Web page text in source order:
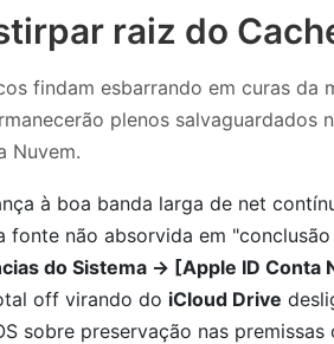
raiz do
findam esbarrando em curas
plenos
Nuvem.
à boa banda larga de net
fonte não absorvida em
do Sistema → [Apple ID Conta
off virando do iCloud Drive
sobre preservação nas